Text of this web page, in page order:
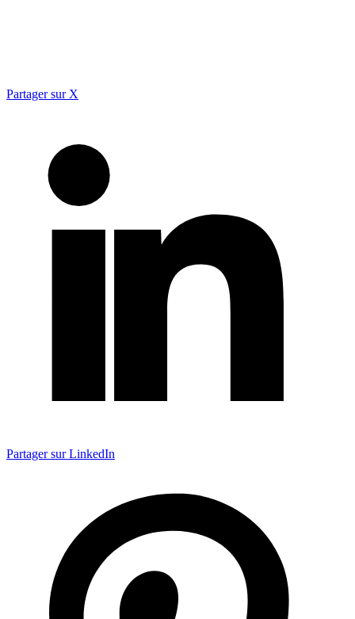
Partager sur X
Partager sur LinkedIn